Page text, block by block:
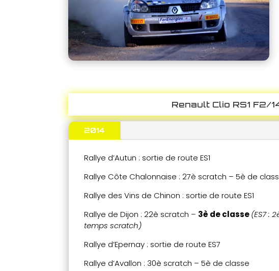
Renault Clio RS1 F2/
2014
Rallye d’Autun : sortie de route ES1
Rallye Côte Chalonnaise : 27è scratch – 5è de
Rallye des Vins de Chinon : sortie de route ES1
Rallye de Dijon : 22è scratch – 3è de classe(ES7 :
temps scratch)
Rallye d’Epernay : sortie de route ES7
Rallye d’Avallon : 30è scratch – 5è de classe